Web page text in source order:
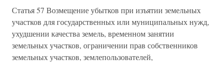
Статья 57 Возмещение убытков при изъятии земельных
участков для государственных или муниципальных нужд,
ухудшении качества земель, временном занятии
земельных участков, ограничении прав собственников
земельных участков, землепользователей,